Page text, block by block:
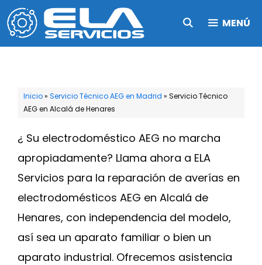
Saltar
al
contenido
MENÚ
Inicio» Servicio Técnico AEG en Madrid » Servicio Técnico
AEG en Alcalá de Henares
¿ Su electrodoméstico AEG no marcha
apropiadamente? Llama ahora a ELA
Servicios para la reparación de averías en
electrodomésticos AEG en Alcalá de
Henares, con independencia del modelo,
así sea un aparato familiar o bien un
aparato industrial. Ofrecemos asistencia